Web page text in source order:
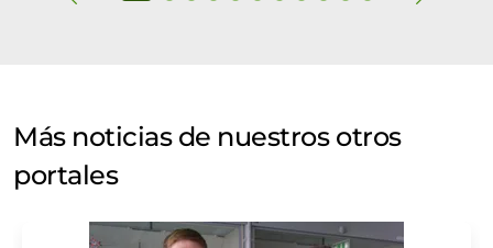
Más noticias de nuestros otros
portales